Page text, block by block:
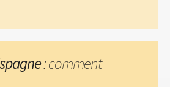
: comment